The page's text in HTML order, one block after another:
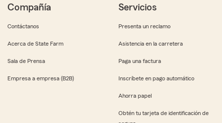
Compañía
Contáctanos
Acerca de State Farm
Sala de Prensa
Empresa a empresa (B2B)
Servicios
Presenta un reclamo
Asistencia en la carretera
Paga una factura
Inscríbete en pago automático
Ahorra papel
Obtén tu tarjeta de identificación de